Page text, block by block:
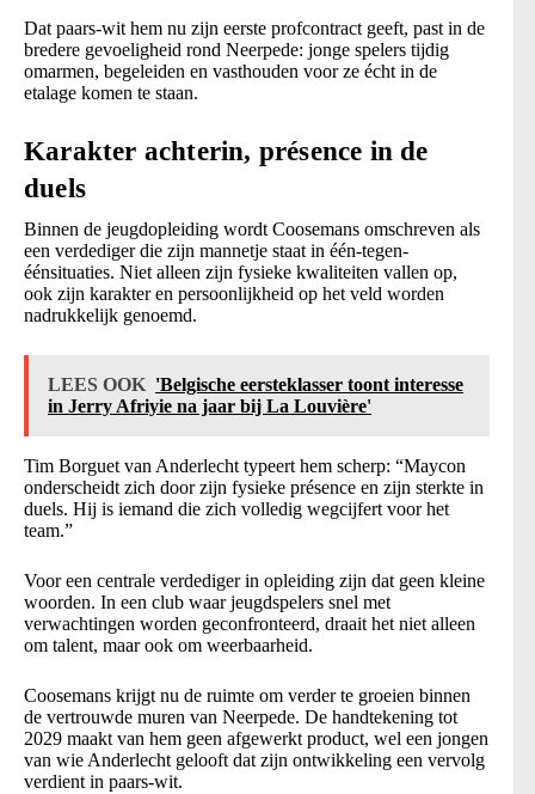
Dat paars-wit hem nu zijn eerste profcontract geeft, past in de
bredere gevoeligheid rond Neerpede: jonge spelers tijdig
omarmen, begeleiden en vasthouden voor ze écht in de
etalage komen te staan.
Karakter achterin, présence in de
duels
Binnen de jeugdopleiding wordt Coosemans omschreven als
een verdediger die zijn mannetje staat in één-tegen-
éénsituaties. Niet alleen zijn fysieke kwaliteiten vallen op,
ook zijn karakter en persoonlijkheid op het veld worden
nadrukkelijk genoemd.
LEES OOK 'Belgische eersteklasser toont interesse
in Jerry Afriyie na jaar bij La Louvière'
Tim Borguet van Anderlecht typeert hem scherp: “Maycon
onderscheidt zich door zijn fysieke présence en zijn sterkte in
duels. Hij is iemand die zich volledig wegcijfert voor het
team.”
Voor een centrale verdediger in opleiding zijn dat geen kleine
woorden. In een club waar jeugdspelers snel met
verwachtingen worden geconfronteerd, draait het niet alleen
om talent, maar ook om weerbaarheid.
Coosemans krijgt nu de ruimte om verder te groeien binnen
de vertrouwde muren van Neerpede. De handtekening tot
2029 maakt van hem geen afgewerkt product, wel een jongen
van wie Anderlecht gelooft dat zijn ontwikkeling een vervolg
verdient in paars-wit.